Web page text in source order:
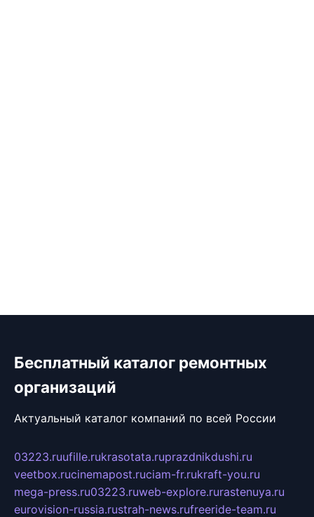
Бесплатный каталог ремонтных
организаций
Актуальный каталог компаний по всей России
03223.ruufille.rukrasotata.ruprazdnikdushi.ru
veetbox.rucinemapost.ruciam-fr.rukraft-you.ru
mega-press.ru03223.ruweb-explore.rurastenuya.ru
eurovision-russia.rustrah-news.rufreeride-team.ru